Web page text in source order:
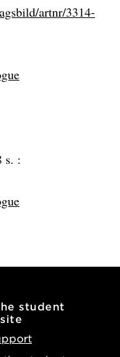
artnr/3314-
s. :
student